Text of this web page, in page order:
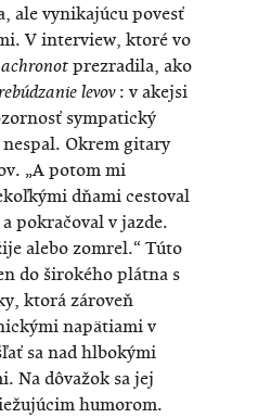
ale vynikajúcu povesť
V interview, ktoré vo
prezradila, ako
levov: v akejsi
sympatický
Okrem gitary
„A potom mi
dňami cestoval
pokračoval v jazde.
alebo zomrel.“ Túto
do širokého plátna s
ktorá zároveň
napätiami v
sa nad hlbokými
Na dôvažok sa jej
humorom.